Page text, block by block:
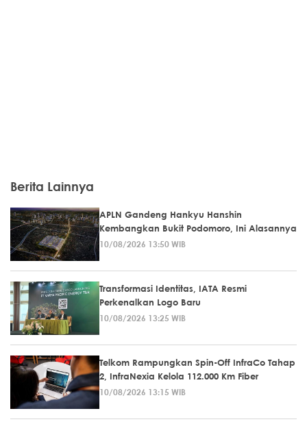
Berita Lainnya
APLN Gandeng Hankyu Hanshin
Kembangkan Bukit Podomoro, Ini Alasannya
10/08/2026 13:50 WIB
Transformasi Identitas, IATA Resmi
Perkenalkan Logo Baru
10/08/2026 13:25 WIB
Telkom Rampungkan Spin-Off InfraCo Tahap
2, InfraNexia Kelola 112.000 Km Fiber
10/08/2026 13:15 WIB